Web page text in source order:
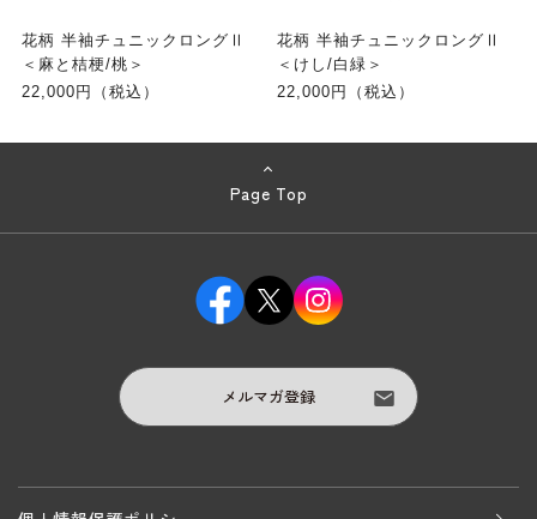
花柄 半袖チュニックロングⅡ
＜麻と桔梗/桃＞
22,000円（税込）
花柄 半袖チュニックロングⅡ
＜けし/白緑＞
22,000円（税込）
Page Top
メルマガ登録